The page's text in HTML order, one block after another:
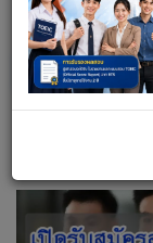
หน้าหลัก สมัคร